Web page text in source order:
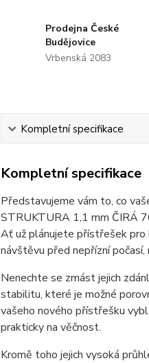
Prodejna České
Budějovice
Vrbenská 2083
Kompletní specifikace
Kompletní specifikace
Představujeme vám to, co
STRUKTURA 1,1 mm ČIRÁ
Ať už plánujete přístřešek pro
návštěvu před nepřízní
Nenechte se zmást jejich
stabilitu, které je možné
vašeho nového přístřešku
prakticky na věčnost.
Kromě toho jejich vysoká